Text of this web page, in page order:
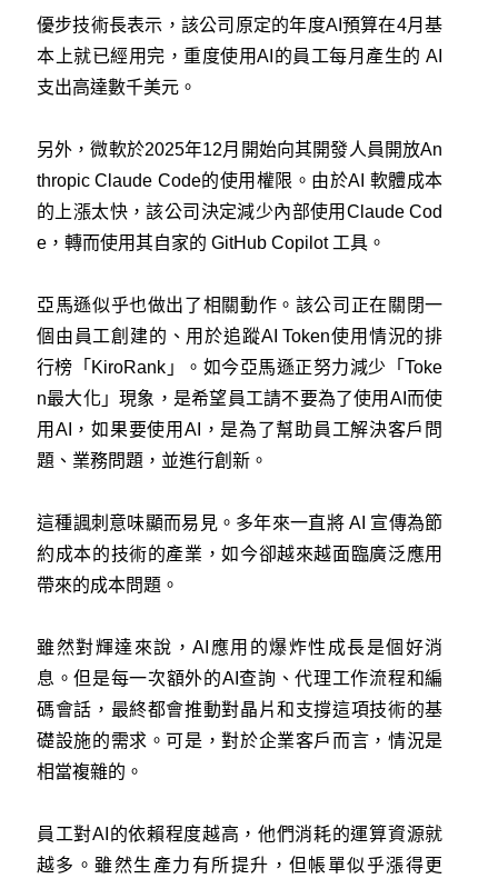
優步技術長表示，該公司原定的年度AI預算在4月基
本上就已經用完，重度使用AI的員工每月產生的 AI
支出高達數千美元。
另外，微軟於2025年12月開始向其開發人員開放An
thropic Claude Code的使用權限。由於AI 軟體成本
的上漲太快，該公司決定減少內部使用Claude Cod
e，轉而使用其自家的 GitHub Copilot 工具。
亞馬遜似乎也做出了相關動作。該公司正在關閉一
個由員工創建的、用於追蹤AI Token使用情況的排
行榜「KiroRank」。如今亞馬遜正努力減少「Toke
n最大化」現象，是希望員工請不要為了使用AI而使
用AI，如果要使用AI，是為了幫助員工解決客戶問
題、業務問題，並進行創新。
這種諷刺意味顯而易見。多年來一直將 AI 宣傳為節
約成本的技術的產業，如今卻越來越面臨廣泛應用
帶來的成本問題。
雖然對輝達來說，AI應用的爆炸性成長是個好消
息。但是每一次額外的AI查詢、代理工作流程和編
碼會話，最終都會推動對晶片和支撐這項技術的基
礎設施的需求。可是，對於企業客戶而言，情況是
相當複雜的。
員工對AI的依賴程度越高，他們消耗的運算資源就
越多。雖然生產力有所提升，但帳單似乎漲得更